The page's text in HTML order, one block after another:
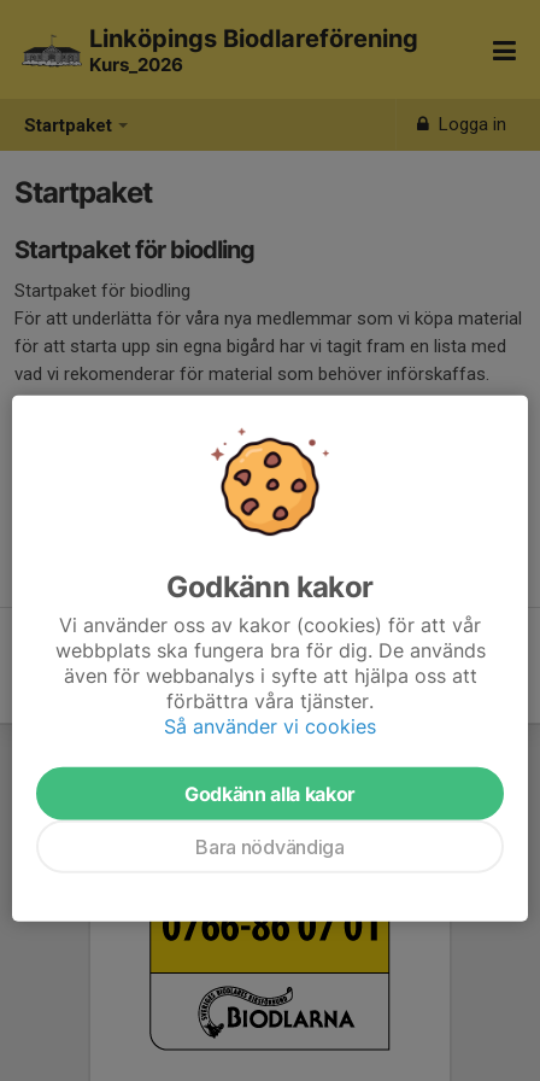
Startpaket Logga in
Linköpings Biodlareförening
Kurs_2026
Startpaket
Startpaket för biodling
Startpaket för biodling
För att underlätta för våra nya medlemmar som vi köpa material
för att starta upp sin egna bigård har vi tagit fram en lista med
vad vi rekomenderar för material som behöver införskaffas.
för att hitta listan
örslag på design av Uppställningsbänk för två kupor kan du
Det finns även många andra hemsidor som visar förslag på
Godkänn kakor
Vi använder oss av kakor (cookies) för att vår
webbplats ska fungera bra för dig. De används
även för webbanalys i syfte att hjälpa oss att
förbättra våra tjänster.
Så använder vi cookies
Godkänn alla kakor
Bara nödvändiga